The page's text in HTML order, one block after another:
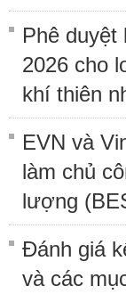
Phê duyệt
2026 cho
khí thiên
EVN và
làm chủ
lượng
Đánh giá
và các